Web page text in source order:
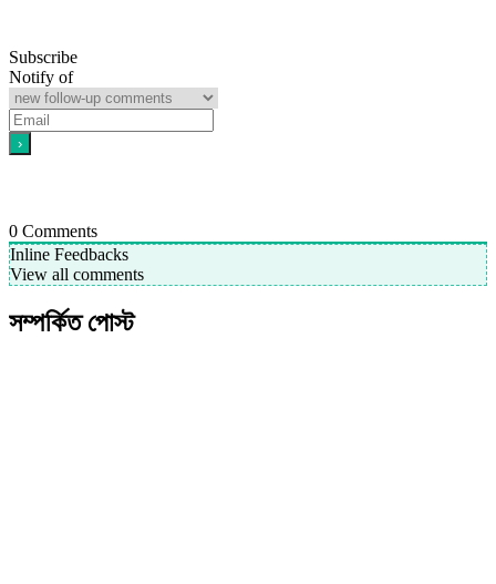
Subscribe
Notify of
0 Comments
Inline Feedbacks
View all comments
সম্পর্কিত পোস্ট